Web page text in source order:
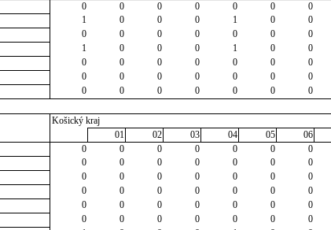
0 0 0 0 0 0 0
1 0 0 0 1 0 0
0 0 0 0 0 0 0
1 0 0 0 1 0 0
0 0 0 0 0 0 0
0 0 0 0 0 0 0
0 0 0 0 0 0 0
Košický kraj
01
02 03 04 05 06
0 0 0 0 0 0 0
0 0 0 0 0 0 0
0 0 0 0 0 0 0
0 0 0 0 0 0 0
0 0 0 0 0 0 0
0 0 0 0 0 0 0